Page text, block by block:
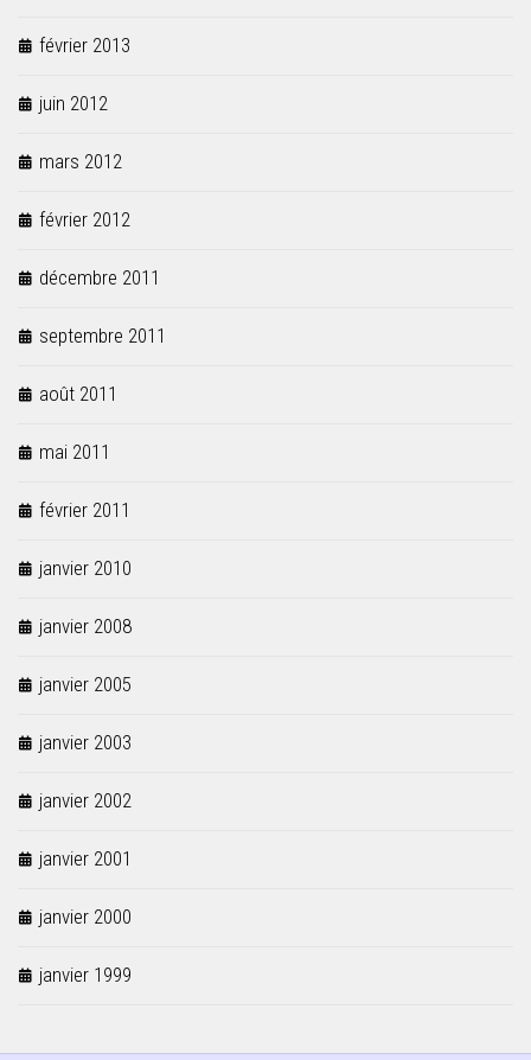
février 2013
juin 2012
mars 2012
février 2012
décembre 2011
septembre 2011
août 2011
mai 2011
février 2011
janvier 2010
janvier 2008
janvier 2005
janvier 2003
janvier 2002
janvier 2001
janvier 2000
janvier 1999